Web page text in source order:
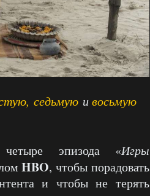
седьмую ивосьмую
эпизода «Игры
HBO, чтобы порадовать
и чтобы не терять